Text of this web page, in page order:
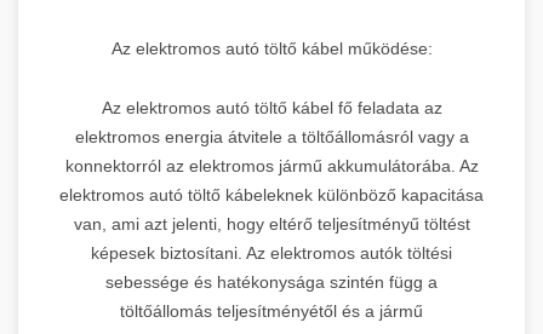
Az elektromos autó töltő kábel működése:
Az elektromos autó töltő kábel fő feladata az
elektromos energia átvitele a töltőállomásról vagy a
konnektorról az elektromos jármű akkumulátorába. Az
elektromos autó töltő kábeleknek különböző kapacitása
van, ami azt jelenti, hogy eltérő teljesítményű töltést
képesek biztosítani. Az elektromos autók töltési
sebessége és hatékonysága szintén függ a
töltőállomás teljesítményétől és a jármű